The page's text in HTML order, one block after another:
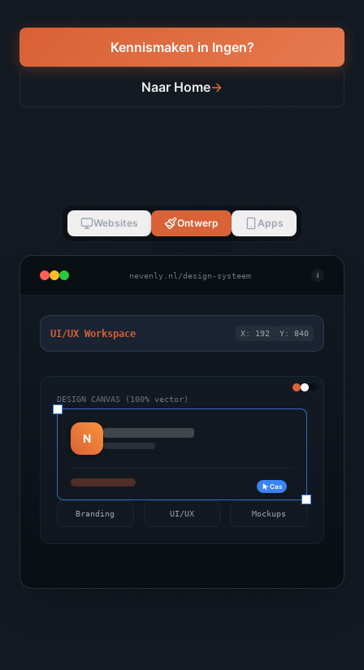
Kennismaken in Ingen?
Naar Home→
Websites Ontwerp Apps
nevenly.nl/design-systeem i
UI/UX Workspace X: 192 Y: 840
DESIGN CANVAS (100% vector)
N
Cas
Branding UI/UX Mockups